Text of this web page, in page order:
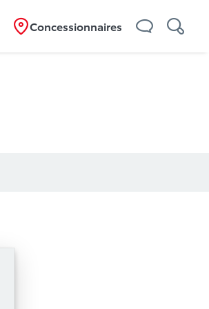
Concessionnaires